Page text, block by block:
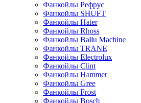
Фанкойлы Рефрус
Фанкойлы SHUFT
Фанкойлы Haier
Фанкойлы Rhoss
Фанкойлы Ballu Machine
Фанкойлы TRANE
Фанкойлы Electrolux
Фанкойлы Clint
Фанкойлы Hammer
Фанкойлы Gree
Фанкойлы Frost
Фанкойлы Bosch